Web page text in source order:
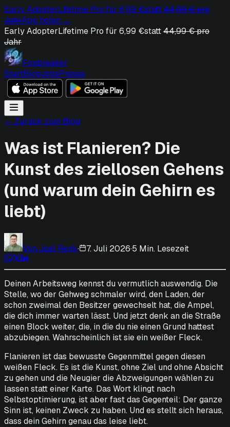
Early AdopterLifetime Pro für 6,99 €statt44,99 € pro
JahrApp holen →
Early AdopterLifetime Pro für 6,99 €statt44,99 € pro
Jahr
Fogbreaker
StartBlogJobsPresse
← Zurück zum Blog
Was ist Flanieren? Die
Kunst des ziellosen Gehens
(und warum dein Gehirn es
liebt)
Von Joel Renk· 7. Juli 2026·5 Min. Lesezeit
Deinen Arbeitsweg kennst du vermutlich auswendig. Die
Stelle, wo der Gehweg schmaler wird, den Laden, der
schon zweimal den Besitzer gewechselt hat, die Ampel,
die dich immer warten lässt. Und jetzt denk an die Straße
einen Block weiter, die, in die du nie einen Grund hattest
abzubiegen. Wahrscheinlich ist sie ein weißer Fleck.
Flanieren ist das bewusste Gegenmittel gegen diesen
weißen Fleck. Es ist die Kunst, ohne Ziel und ohne Absicht
zu gehen und die Neugier die Abzweigungen wählen zu
lassen statt einer Karte. Das Wort klingt nach
Selbstoptimierung, ist aber fast das Gegenteil: Der ganze
Sinn ist, keinen Zweck zu haben. Und es stellt sich heraus,
dass dein Gehirn genau das leise liebt.